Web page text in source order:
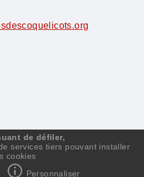
de défiler,
services tiers pouvant installer
cookies
Personnaliser